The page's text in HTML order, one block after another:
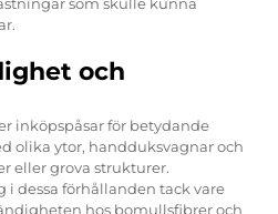
och
inköpspåsar för betydande
olika ytor, handduksvagnar och
eller grova strukturer.
i dessa förhållanden tack vare
hos bomullsfibrer och